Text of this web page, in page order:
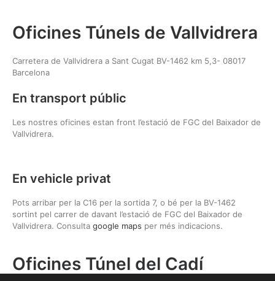
Oficines Túnels de Vallvidrera
Carretera de Vallvidrera a Sant Cugat BV-1462 km 5,3- 08017
Barcelona
En transport públic
Les nostres oficines estan front l’estació de FGC del Baixador de
Vallvidrera.
En vehicle privat
Pots arribar per la C16 per la sortida 7, o bé per la BV-1462
sortint pel carrer de davant l’estació de FGC del Baixador de
Vallvidrera. Consulta google maps per més indicacions.
Oficines Túnel del Cadí